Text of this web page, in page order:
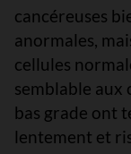
cancéreuses
anormales,
cellules
semblable aux
bas grade ont
lentement et